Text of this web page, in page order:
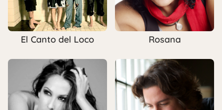
El Canto del Loco Rosana